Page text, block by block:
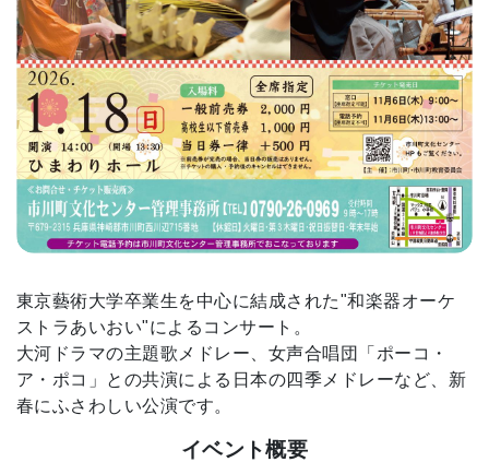
東京藝術大学卒業生を中心に結成された"和楽器オーケ
ストラあいおい"によるコンサート。
大河ドラマの主題歌メドレー、女声合唱団「ポーコ・
ア・ポコ」との共演による日本の四季メドレーなど、新
春にふさわしい公演です。
イベント概要